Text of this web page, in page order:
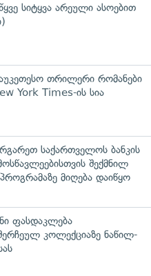
სიტყვა არეული ასოებით
თრილერი რომანები
York Times-ის სია
საქართველოს ბანკის
შექმნილ
მიღება დაიწყო
ფასდაკლება
კოლექციაზე ნაწილ-